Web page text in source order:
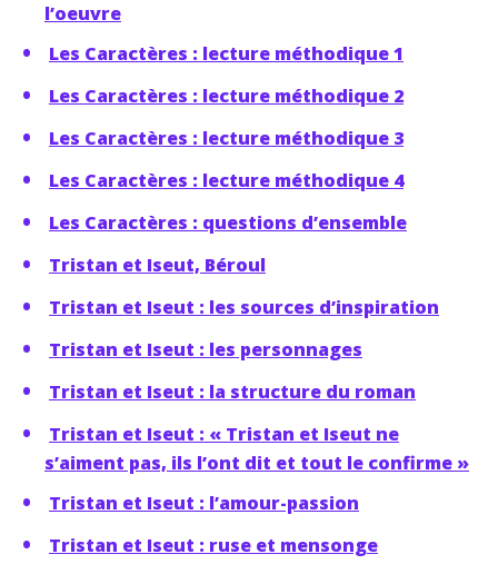
l’oeuvre
Les Caractères : lecture méthodique 1
Les Caractères : lecture méthodique 2
Les Caractères : lecture méthodique 3
Les Caractères : lecture méthodique 4
Les Caractères : questions d’ensemble
Tristan et Iseut, Béroul
Tristan et Iseut : les sources d’inspiration
Tristan et Iseut : les personnages
Tristan et Iseut : la structure du roman
Tristan et Iseut : « Tristan et Iseut ne
s’aiment pas, ils l’ont dit et tout le confirme »
Tristan et Iseut : l’amour-passion
Tristan et Iseut : ruse et mensonge